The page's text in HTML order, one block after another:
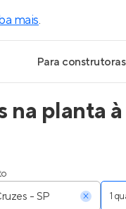
mais.
Para construtoras
Geração de
Geração de
planta
1